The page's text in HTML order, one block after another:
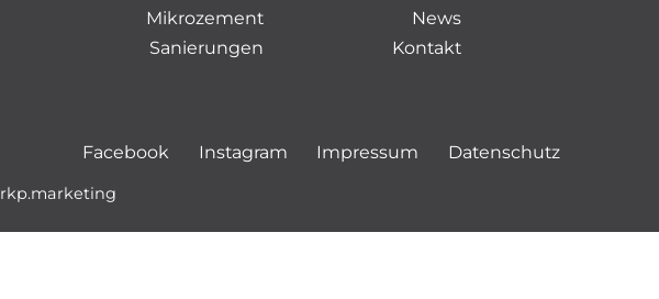
Mikrozement
News
Sanierungen
Kontakt
Facebook Instagram Impressum Datenschutz
rkp.marketing